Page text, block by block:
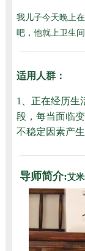
我儿子今天晚上
吧，他就上卫生
适用人群：
1、正在经历生
段，每当面临
不稳定因素产生
导师简介:艾